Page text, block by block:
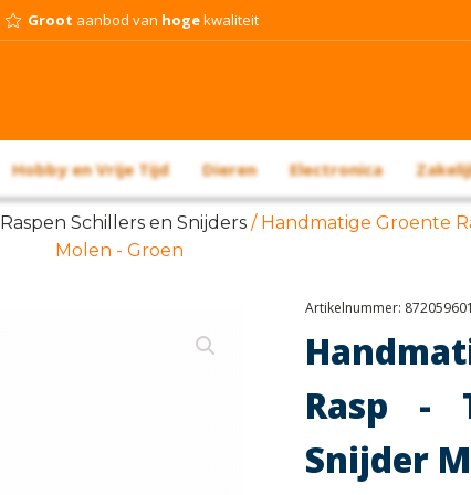
Groot aanbod van hogekwaliteit
Hobby en Vrije Tijd Dieren Electronica
Raspen Schillers en Snijders / Handmatige Groente
Molen - Groen
Artikelnummer:
Rasp -
Snijder